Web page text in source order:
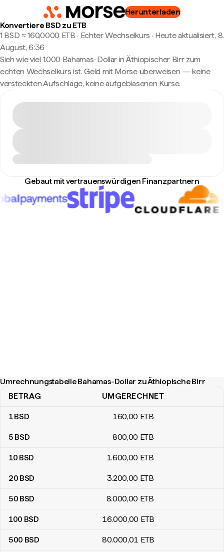
Herunterladen
Konvertiere BSD zu ETB
1 BSD ≈ 160,0000 ETB · Echter Wechselkurs · Heute aktualisiert, 8.
August, 6:36
Sieh wie viel 1.000 Bahamas-Dollar in Äthiopischer Birr zum
echten Wechselkurs ist. Geld mit Morse überweisen — keine
versteckten Aufschläge, keine aufgeblasenen Kurse.
Gebaut mit vertrauenswürdigen Finanzpartnern
Umrechnungstabelle Bahamas-Dollar zu Äthiopische Birr
Umrechnungstabelle Bahamas-Dollar zu Äthiopische Birr
BETRAG UMGERECHNET
1BSD 160,00 ETB
5 BSD 800,00 ETB
10 BSD 1.600,00 ETB
20 BSD 3.200,00 ETB
50 BSD 8.000,00 ETB
100 BSD 16.000,00 ETB
500 BSD 80.000,01 ETB